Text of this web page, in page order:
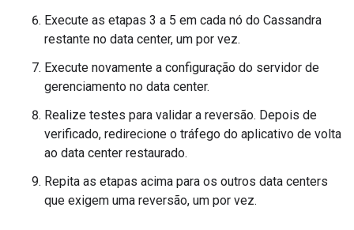
Execute as etapas 3 a 5 em cada nó do Cassandra
restante no data center, um por vez.
Execute novamente a configuração do servidor de
gerenciamento no data center.
Realize testes para validar a reversão. Depois de
verificado, redirecione o tráfego do aplicativo de volta
ao data center restaurado.
Repita as etapas acima para os outros data centers
que exigem uma reversão, um por vez.